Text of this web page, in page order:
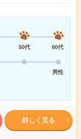
50代
60代
男性
詳しく見る